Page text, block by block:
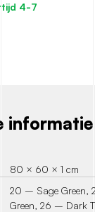
4-7
informatie
80 × 60 × 1 cm
20 – Sage Green,
Green, 26 – Dark